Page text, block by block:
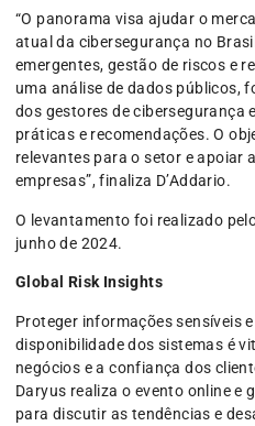
“O panorama visa ajudar o
atual da cibersegurança no
emergentes, gestão de riscos e
uma análise de dados públicos,
dos gestores de cibersegurança
práticas e recomendações. O
relevantes para o setor e apoiar
empresas”, finaliza D’Addario.
O levantamento foi realizado
junho de 2024.
Global Risk Insights
Proteger informações sensíveis
disponibilidade dos sistemas é
negócios e a confiança dos
Daryus realiza o evento online e
para discutir as tendências e